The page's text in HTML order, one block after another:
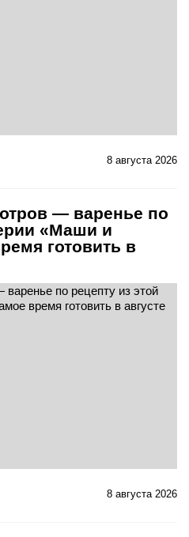
8 августа 2026
— варенье по
«Маши и
готовить в
8 августа 2026